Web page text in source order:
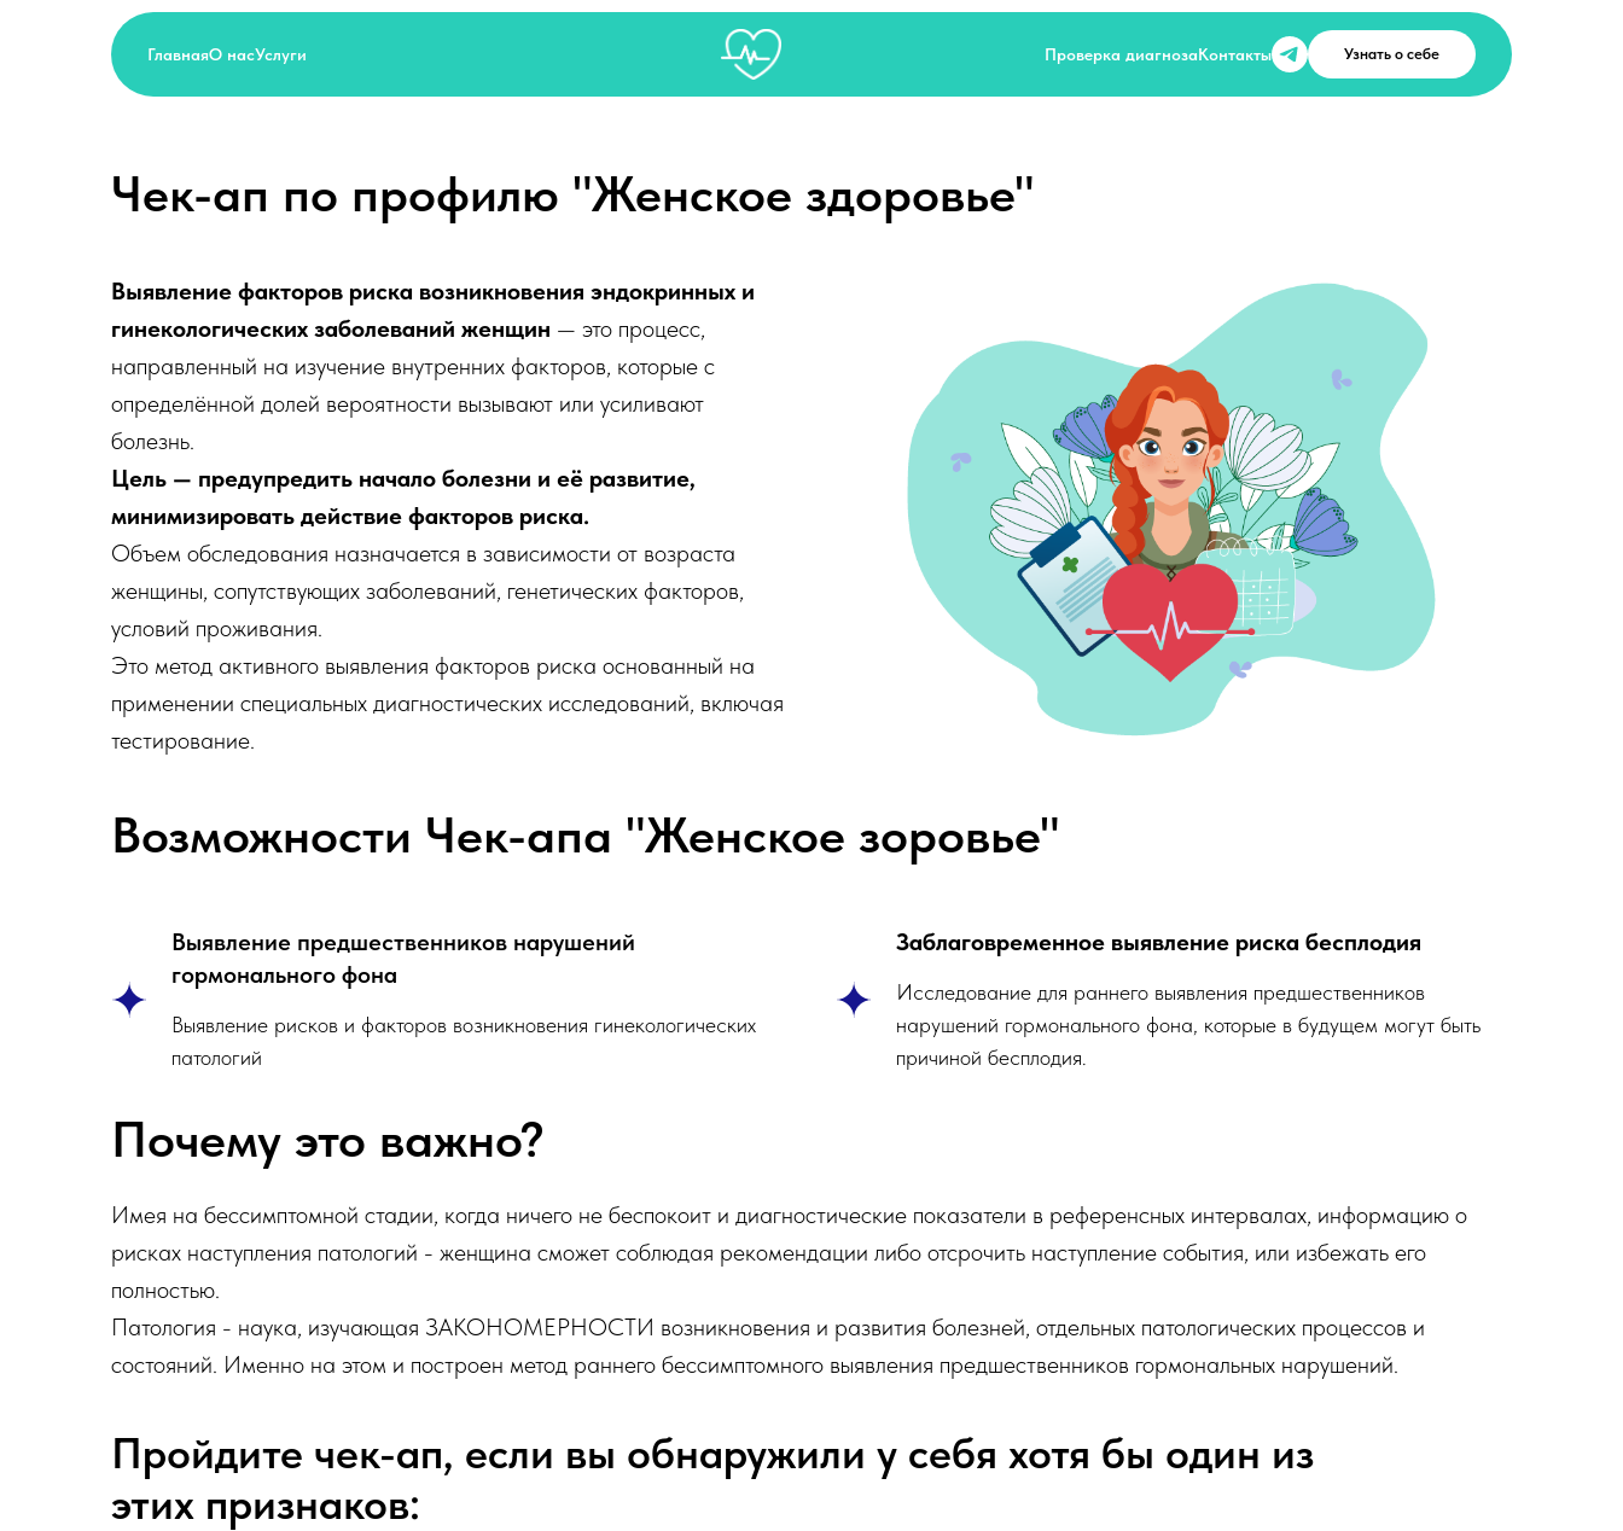
ГлавнаяО насУслуги Проверка диагнозаКонтакты Узнать о себе
Чек-ап по профилю "Женское здоровье"
Выявление факторов риска возникновения эндокринных и
гинекологических заболеваний женщин — это процесс,
направленный на изучение внутренних факторов, которые с
определённой долей вероятности вызывают или усиливают
болезнь.
Цель — предупредить начало болезни и её развитие,
минимизировать действие факторов риска.
Объем обследования назначается в зависимости от возраста
женщины, сопутствующих заболеваний, генетических факторов,
условий проживания.
Это метод активного выявления факторов риска основанный на
применении специальных диагностических исследований, включая
тестирование.
Возможности Чек-апа "Женское зоровье"
Выявление предшественников нарушений
гормонального фона
Выявление рисков и факторов возникновения гинекологических
патологий
Заблаговременное выявление риска бесплодия
Исследование для раннего выявления предшественников
нарушений гормонального фона, которые в будущем могут быть
причиной бесплодия.
Почему это важно?
Имея на бессимптомной стадии, когда ничего не беспокоит и диагностические показатели в референсных интервалах, информацию о
рисках наступления патологий - женщина сможет соблюдая рекомендации либо отсрочить наступление события, или избежать его
полностью.
Патология - наука, изучающая ЗАКОНОМЕРНОСТИ возникновения и развития болезней, отдельных патологических процессов и
состояний. Именно на этом и построен метод раннего бессимптомного выявления предшественников гормональных нарушений.
Пройдите чек-ап, если вы обнаружили у себя хотя бы один из
этих признаков: